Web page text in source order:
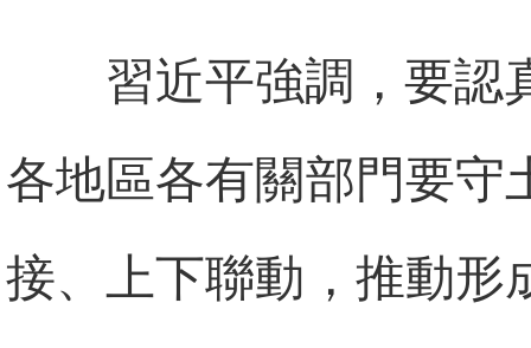
習近平強調，要認
各地區各有關部門要守
接、上下聯動，推動形